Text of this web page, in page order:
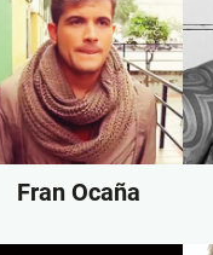
Fran Ocaña